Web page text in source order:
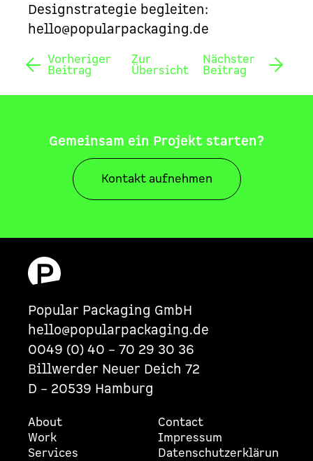
Designstrategie begleiten:
hello@popularpackaging.de
Vorheriger
Beitrag
Zur
Übersicht
Nächster
Beitrag
Gemeinsam ein Projekt starten?
Kontakt aufnehmen
Popular Packaging GmbH
hello@popularpackaging.de
0049 (0)40 – 70 29 30 36
Billwerder Neuer Deich 72
D – 20539 Hamburg
About
Work
Services
Contact
Impressum
Datenschutzerklärun